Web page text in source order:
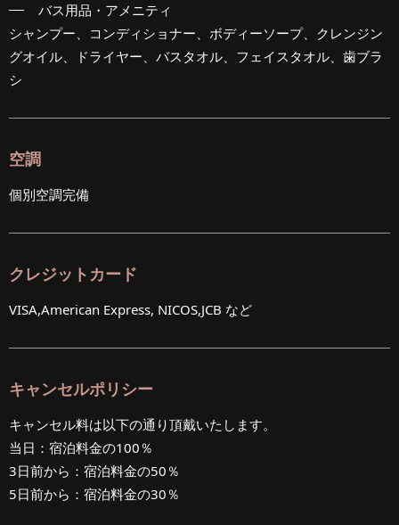
バス用品・アメニティ
シャンプー、コンディショナー、ボディーソープ、クレンジン
グオイル、ドライヤー、バスタオル、フェイスタオル、歯ブラ
シ
空調
個別空調完備
クレジットカード
VISA,American Express, NICOS,JCB など
キャンセルポリシー
キャンセル料は以下の通り頂戴いたします。
当日：宿泊料金の100％
3日前から：宿泊料金の50％
5日前から：宿泊料金の30％